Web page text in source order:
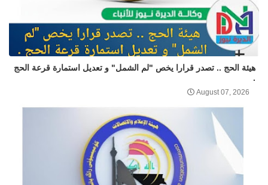
هيئة الحج .. تصدر قرارا يخص "لم الشمل" و تعديل استمارة قرعة الحج
.
August 07, 2026